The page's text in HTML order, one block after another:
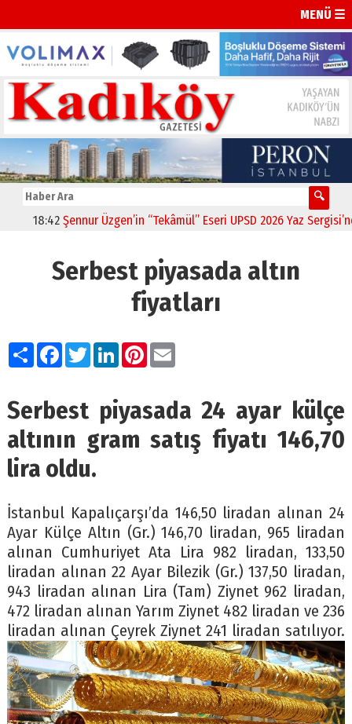
MENÜ ☰
18:42 Şennur Üzgen’in “Tekâmül” Eseri UPSD 2026 Yaz
Serbest piyasada altın
fiyatları
PaylaşFacebook
TwitterLinkedIn
Pinterest
Email
Serbest piyasada 24 ayar külçe
altının gram satış fiyatı 146,70
lira oldu.
İstanbul Kapalıçarşı’da 146,50 liradan alınan 24
Ayar Külçe Altın (Gr.) 146,70 liradan, 965 liradan
alınan Cumhuriyet Ata Lira 982 liradan, 133,50
liradan alınan 22 Ayar Bilezik (Gr.) 137,50 liradan,
943 liradan alınan Lira (Tam) Ziynet 962 liradan,
472 liradan alınan Yarım Ziynet 482 liradan ve 236
liradan alınan Çeyrek Ziynet 241 liradan satılıyor.